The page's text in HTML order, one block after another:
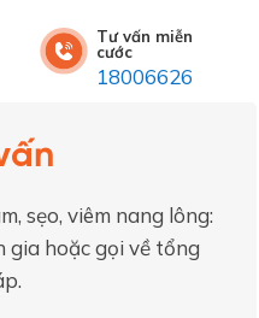
Tư vấn miễn
cước
18006626
sẹo, viêm nang lông:
gia hoặc gọi về tổng